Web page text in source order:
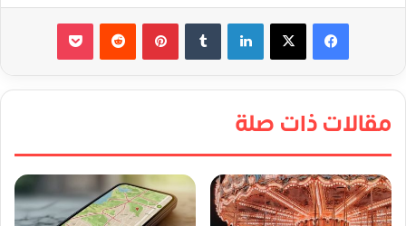
لينكدإن بينتيريست
مقالات ذات صلة